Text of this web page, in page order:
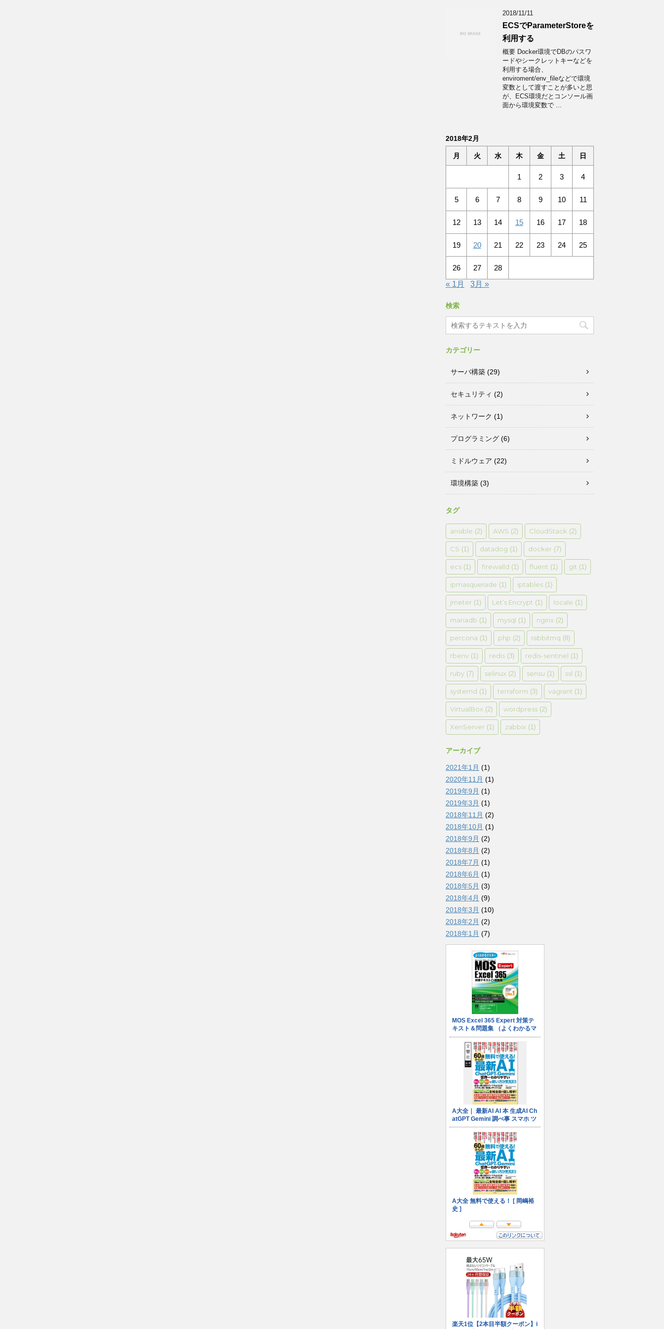
2018/11/11
ECSでParameterStoreを
利用する
概要 Docker環境でDBのパスワ
ードやシークレットキーなどを
利用する場合、
enviroment/env_fileなどで環境
変数として渡すことが多いと思
が、ECS環境だとコンソール画
面から環境変数で ...
2018年2月
月 火 水 木 金 土 日
1 2 3 4
5 6 7 8 9 10 11
12 13 14 15 16 17 18
19 20 21 22 23 24 25
26 27
28
« 1月
3月 »
検索
カテゴリー
サーバ構築 (29)
セキュリティ (2)
ネットワーク (1)
プログラミング (6)
ミドルウェア (22)
環境構築 (3)
タグ
ansible (2) AWS (2) CloudStack (2)
CS (1) datadog (1) docker (7)
ecs (1) firewalld (1) fluent (1) git (1)
ipmasquerade (1) iptables (1)
jmeter (1) Let’s Encrypt (1) locale (1)
mariadb (1) mysql (1) nginx (2)
percona (1) php (2) rabbitmq (8)
rbenv (1) redis (3) redis-sentinel (1)
ruby (7) selinux (2) sensu (1) ssl (1)
systemd (1) terraform (3) vagrant (1)
VirtualBox (2) wordpress (2)
XenServer (1) zabbix (1)
アーカイブ
2021年1月 (1)
2020年11月 (1)
2019年9月 (1)
2019年3月 (1)
2018年11月 (2)
2018年10月 (1)
2018年9月 (2)
2018年8月 (2)
2018年7月 (1)
2018年6月 (1)
2018年5月 (3)
2018年4月 (9)
2018年3月 (10)
2018年2月 (2)
2018年1月 (7)